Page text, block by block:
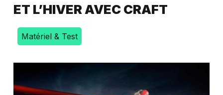
ET L’HIVER AVEC CRAFT
Matériel & Test